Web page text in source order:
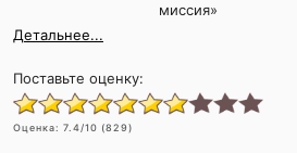
миссия»
Детальнее...
Поставьте оценку:
Оценка: 7.4/10 (829)